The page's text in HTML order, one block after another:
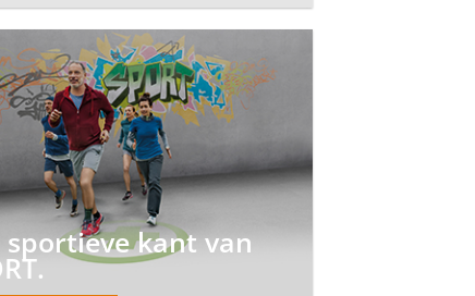
sportieve kant van